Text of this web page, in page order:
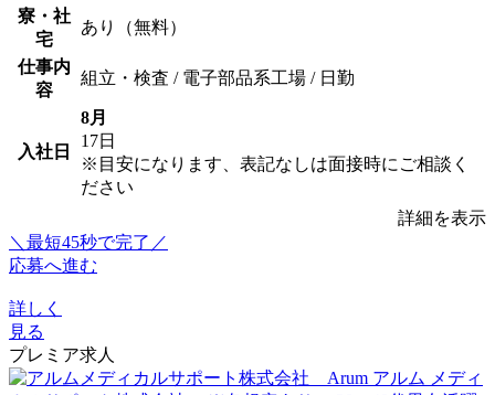
寮・社
宅
あり（無料）
仕事内
容
組立・検査 / 電子部品系工場 / 日勤
入社日
8月
17日
※目安になります、表記なしは面接時にご相談く
ださい
詳細を表示
＼最短45秒で完了／
応募へ進む
詳しく
見る
プレミア求人